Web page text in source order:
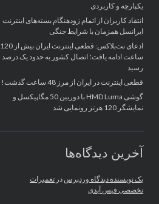
یکپارچه و کاربردی
انتقاد کاربران از اتمام زودهنگام بسته‌های اینترنت
ایرانسل همزمان با شرایط جنگی
ادعای نت‌بلاکس: قطعی اینترنت ایران بیش از 120
ساعت ادامه یافت؛ اتصال کشور به حدود یک درصد
رسید
قطعی اینترنت در ایران از مرز 48 ساعت گذشت!
گوشی HMD Luma با دوربین 50 مگاپیکسل و
نمایشگر 120 هرتز رونمایی شد
آخرین دیدگاه‌ها
یک نویسنده دیدگاه وردپرس در تعمیرات
تخصصی فیس آیدی